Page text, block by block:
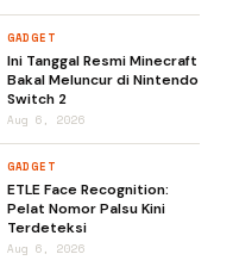
GADGET
Ini Tanggal Resmi Minecraft
Bakal Meluncur di Nintendo
Switch 2
Aug 6, 2026
GADGET
ETLE Face Recognition:
Pelat Nomor Palsu Kini
Terdeteksi
Aug 6, 2026